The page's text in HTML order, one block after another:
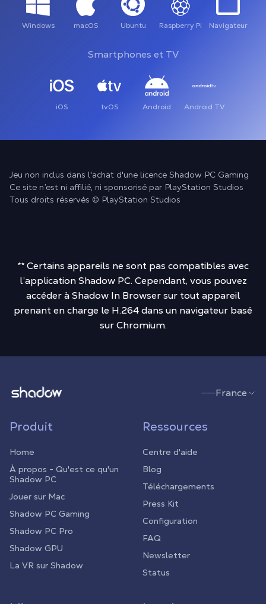
Windows macOS Ubuntu Raspberry Pi Navigateur
Smartphones et TV
iOS tvOS Android Android TV
Jeu non inclus dans l'achat d'une licence Shadow PC Gaming
Ce site n’est ni affilié, ni sponsorisé par PlayStation Studios
Tous droits réservés © PlayStation Studios
** Certains appareils ne sont pas compatibles avec
l’application Shadow PC. Cependant, vous pouvez
accéder à Shadow In Browser sur tout appareil
prenant en charge le H.264 dans un navigateur basé
sur Chromium.
Shadow.tech France
Produit
Home
À propos - Qu'est ce qu'un
Shadow PC
Jouer sur Mac
Shadow PC Gaming
Shadow PC Pro
Shadow GPU
La VR sur Shadow
Ressources
Centre d'aide
Blog
Téléchargements
Press Kit
Configuration
FAQ
Newsletter
Status